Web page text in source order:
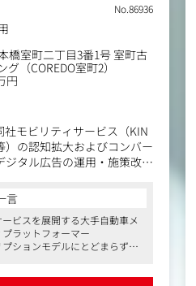
れることが特徴です。
を目指す成長フェーズの中
発や組織づくりにも関わる
長」を考えたい。
描きたい。
ポジションです。
No.86936
橋室町二丁目3番1号 室町古
（COREDO室町2）
円
モビリティサービス（KIN
）の認知拡大およびコンバー
タル広告の運用・施策改善
ップが可能です。
適化
ィスプレイ）、Meta、LIN
言
ビスを展開する大手自動車メ
ラットフォーマー
ションモデルにとどまらず、